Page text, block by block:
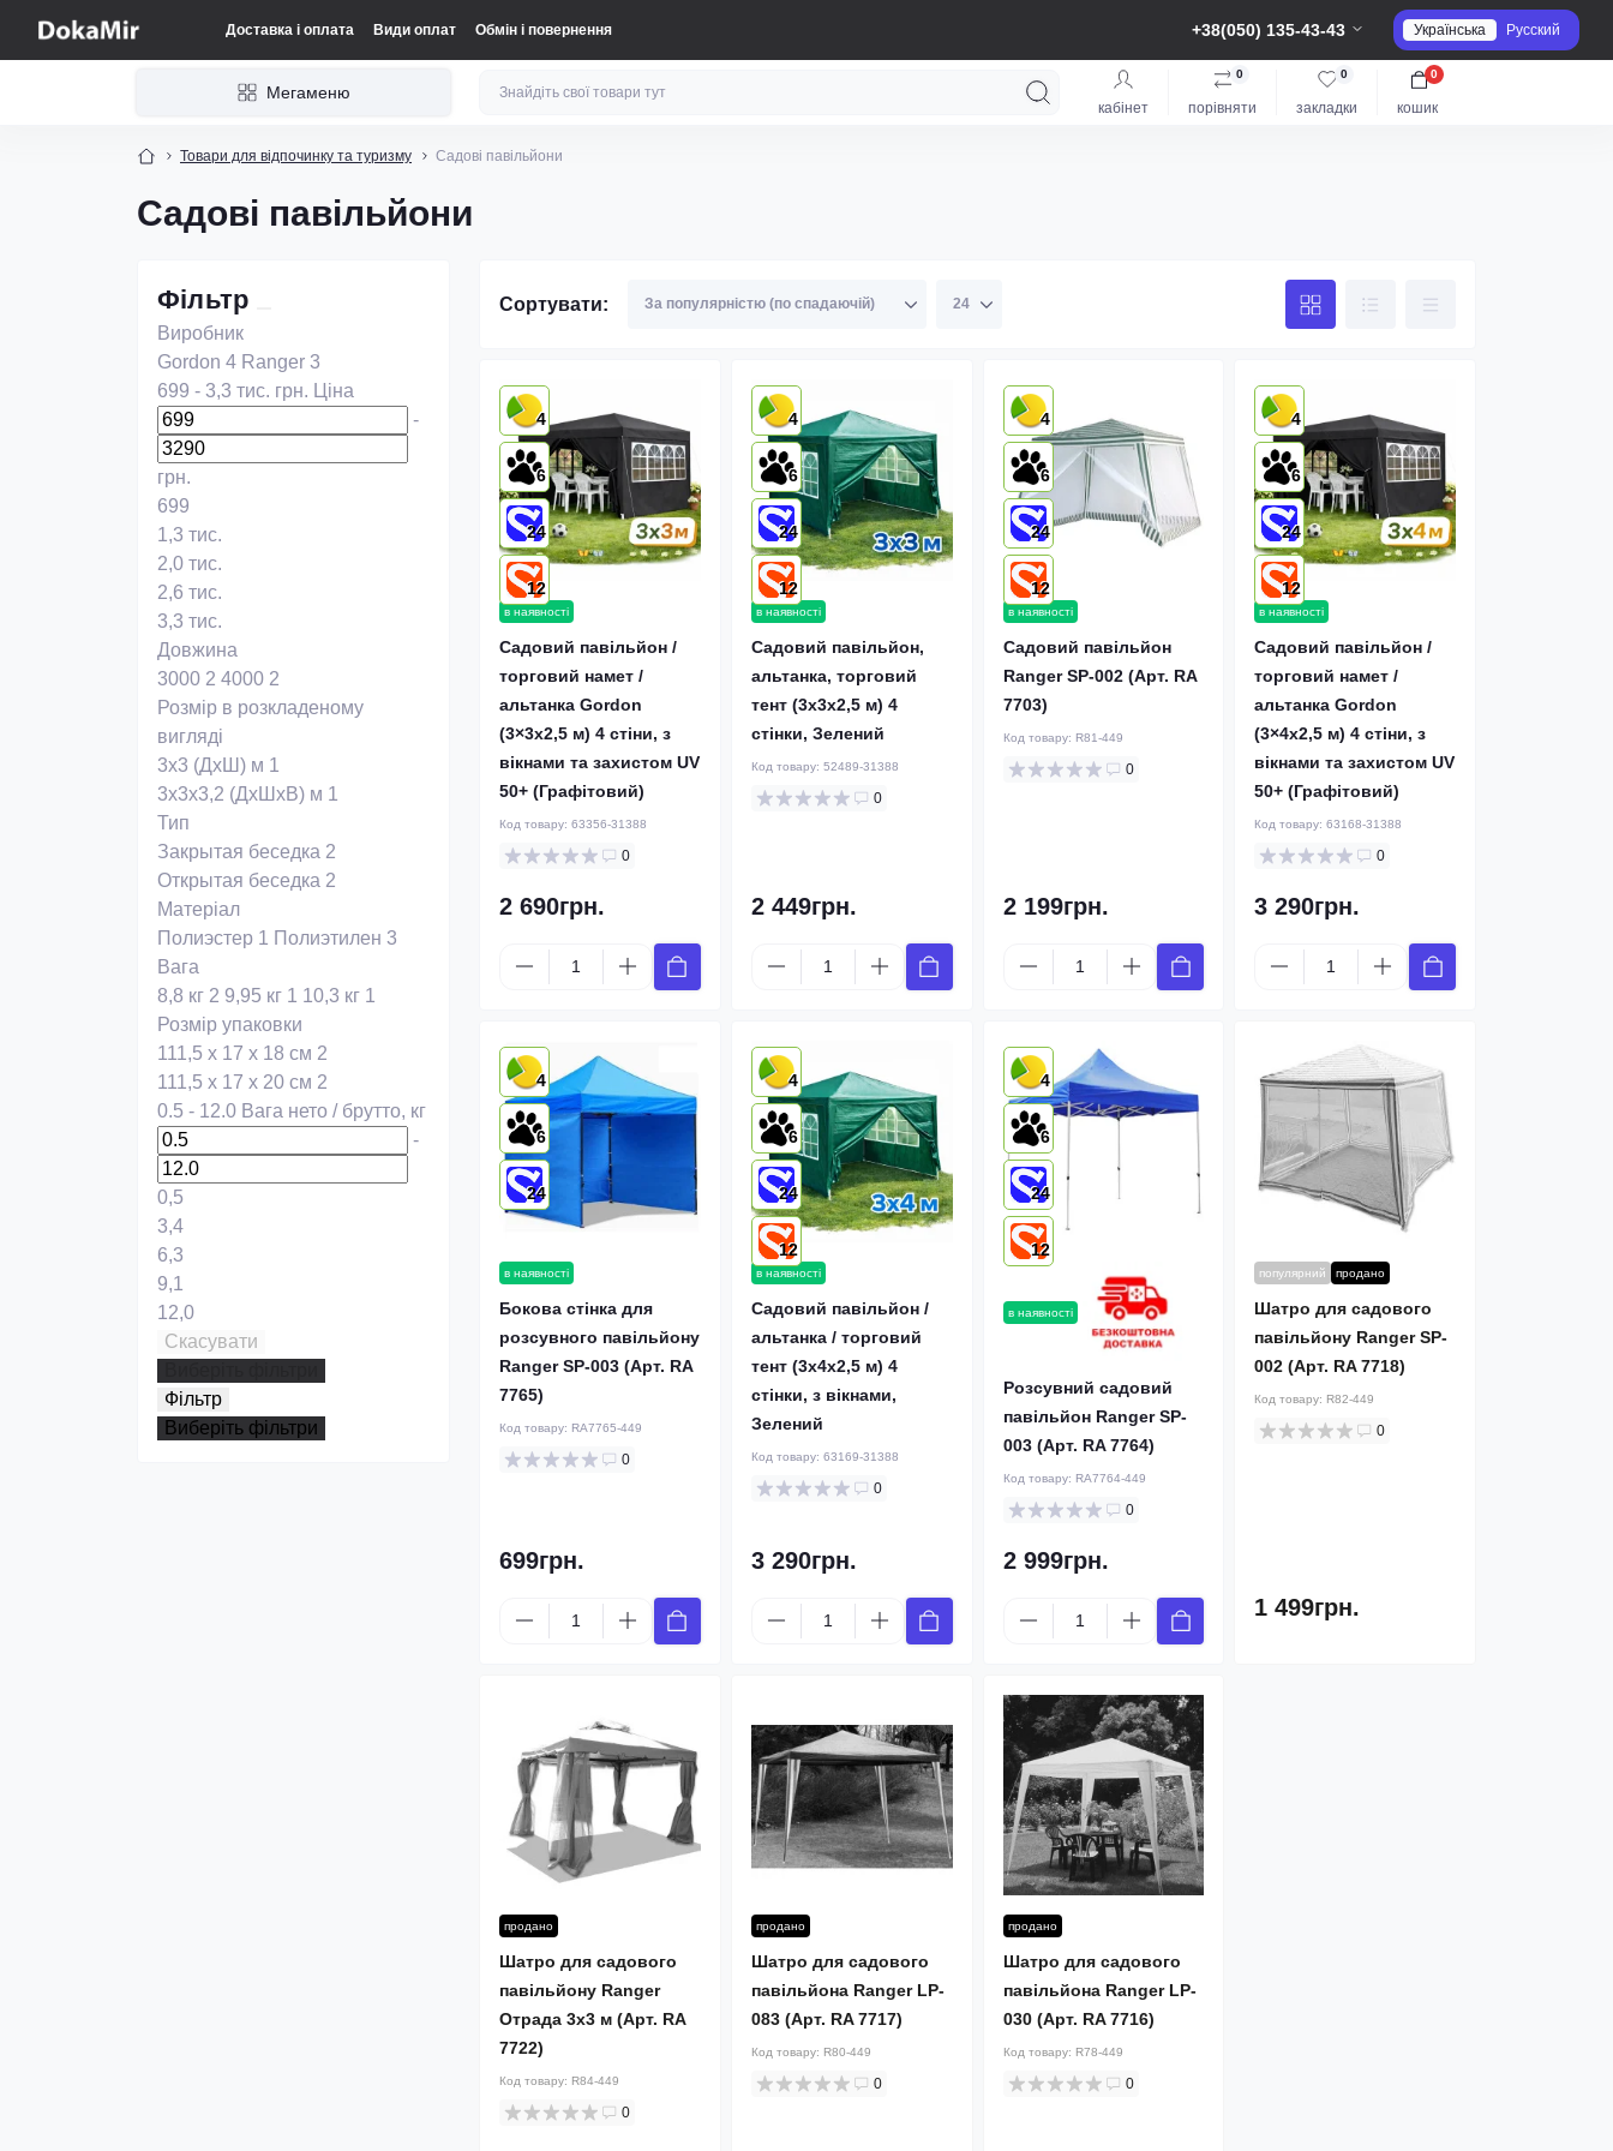
Доставка і оплата Види оплат Обмін і повернення +38(050) 135-43-43 Українська Русский
Мегаменю
кабінет порівняти
0
закладки
0
кошик
0
Товари для відпочинку та туризму Садові павільйони
Садові павільйони
Фільтр
Виробник
Gordon 4 Ranger 3
699 - 3,3 тис. грн. Ціна
-
грн.
699
1,3 тис.
2,0 тис.
2,6 тис.
3,3 тис.
Довжина
3000 2 4000 2
Розмір в розкладеному
вигляді
3х3 (ДхШ) м 1
3х3х3,2 (ДхШхВ) м 1
Тип
Закрытая беседка 2
Открытая беседка 2
Матеріал
Полиэстер 1 Полиэтилен 3
Вага
8,8 кг 2 9,95 кг 1 10,3 кг 1
Розмір упаковки
111,5 х 17 х 18 см 2
111,5 х 17 х 20 см 2
0.5 - 12.0 Вага нето / брутто, кг
-
0,5
3,4
6,3
9,1
12,0
Скасувати
Фільтр
Виберіть фільтри
Сортувати:
в наявності
4
6
24
12
Садовий павільйон /
торговий намет /
альтанка Gordon
(3×3х2,5 м) 4 стіни, з
вікнами та захистом UV
50+ (Графітовий)
Код товару: 63356-31388
0
2 690грн.
в наявності
4
6
24
12
Садовий павільйон,
альтанка, торговий
тент (3x3x2,5 м) 4
стінки, Зелений
Код товару: 52489-31388
0
2 449грн.
в наявності
4
6
24
12
Садовий павільйон
Ranger SP-002 (Арт. RA
7703)
Код товару: R81-449
0
2 199грн.
в наявності
4
6
24
12
Садовий павільйон /
торговий намет /
альтанка Gordon
(3×4х2,5 м) 4 стіни, з
вікнами та захистом UV
50+ (Графітовий)
Код товару:63168-31388
0
3 290грн.
в наявності
4
6
24
Бокова стінка для
розсувного павільйону
Ranger SP-003 (Арт. RA
7765)
Код товару: RA7765-449
0
699грн.
в наявності
4
6
24
12
Садовий павільйон /
альтанка / торговий
тент (3x4x2,5 м) 4
стінки, з вікнами,
Зелений
Код товару: 63169-31388
0
3 290грн.
в наявності
4
6
24
12
Розсувний садовий
павільйон Ranger SP-
003 (Арт. RA 7764)
Код товару: RA7764-449
0
2 999грн.
популярний продано
Шатро для садового
павільйону Ranger SP-
002 (Арт. RA 7718)
Код товару: R82-449
0
1 499грн.
продано
Шатро для садового
павільйону Ranger
Отрада 3х3 м (Арт. RA
7722)
Код товару: R84-449
0
продано
Шатро для садового
павільйона Ranger LP-
083 (Арт. RA 7717)
Код товару: R80-449
0
продано
Шатро для садового
павільйона Ranger LP-
030 (Арт. RA 7716)
Код товару: R78-449
0